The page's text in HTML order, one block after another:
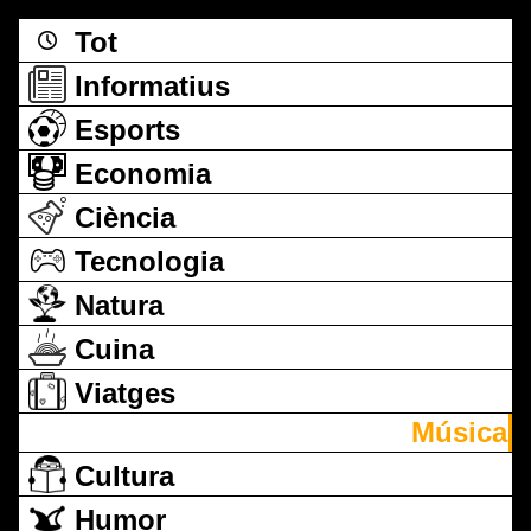
Tot
Informatius
Esports
Economia
Ciència
Tecnologia
Natura
Cuina
Viatges
Música
Cultura
Humor